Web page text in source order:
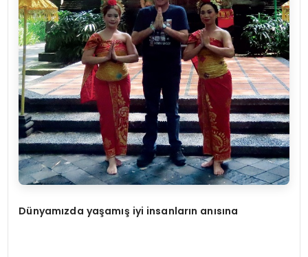
Dünyamızda yaşamış iyi insanların anısına